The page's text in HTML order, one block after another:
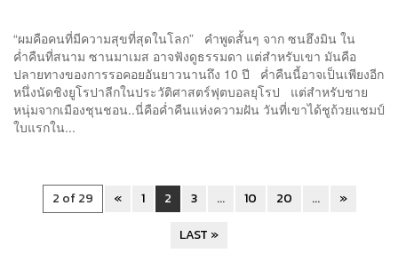
“ผมคือคนที่มีความสุขที่สุดในโลก” คำพูดสั้นๆ จาก ซนฮึงมิน ใน
ค่ำคืนที่สนาม ซานมาเมส อาจฟังดูธรรมดา แต่สำหรับเขา มันคือ
ปลายทางของการรอคอยอันยาวนานถึง 10 ปี ค่ำคืนนี้อาจเป็นเพียงอีก
หนึ่งนัดชิงยูโรปาลีกในประวัติศาสตร์ฟุตบอลยุโรป แต่สำหรับชาย
หนุ่มจากเมืองชุนชอน..นี่คือค่ำคืนแห่งความฝัน วันที่เขาได้ชูถ้วยแชมป์
ใบแรกใน...
2 of 29 « 1 2 3 ... 10 20 ...
»
LAST »